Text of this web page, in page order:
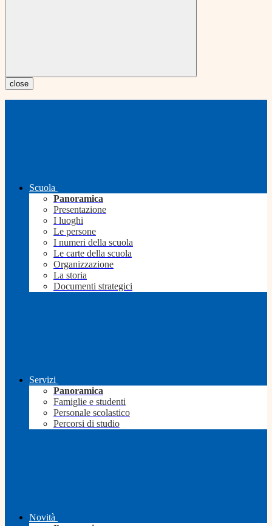
close
Scuola
Panoramica
Presentazione
I luoghi
Le persone
I numeri della scuola
Le carte della scuola
Organizzazione
La storia
Documenti strategici
Servizi
Panoramica
Famiglie e studenti
Personale scolastico
Percorsi di studio
Novità